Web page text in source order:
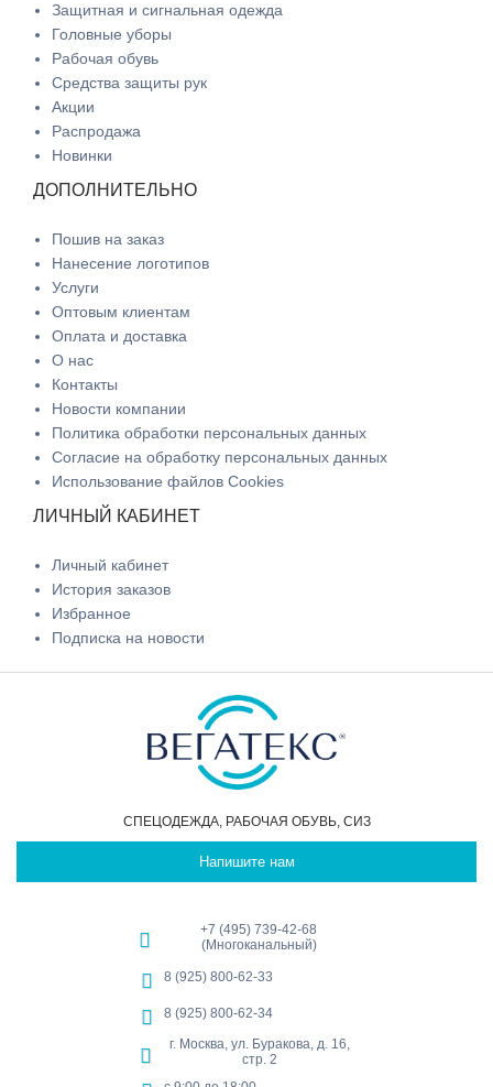
Защитная и сигнальная одежда
Головные уборы
Рабочая обувь
Средства защиты рук
Акции
Распродажа
Новинки
ДОПОЛНИТЕЛЬНО
Пошив на заказ
Нанесение логотипов
Услуги
Оптовым клиентам
Оплата и доставка
О нас
Контакты
Новости компании
Политика обработки персональных данных
Согласие на обработку персональных данных
Использование файлов Cookies
ЛИЧНЫЙ КАБИНЕТ
Личный кабинет
История заказов
Избранное
Подписка на новости
СПЕЦОДЕЖДА, РАБОЧАЯ ОБУВЬ, СИЗ
Напишите нам
+7 (495) 739-42-68
(Многоканальный)
8 (925) 800-62-33
8 (925) 800-62-34
г. Москва, ул. Буракова, д. 16,
стр. 2